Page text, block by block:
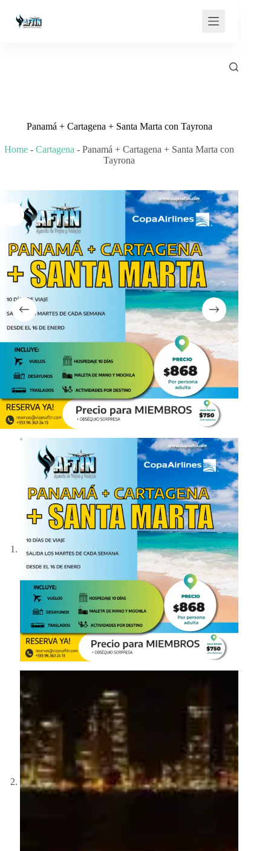
contenido
Panamá + Cartagena + Santa Marta con Tayrona
Home -Cartagena -Panamá + Cartagena + Santa Marta con
Tayrona